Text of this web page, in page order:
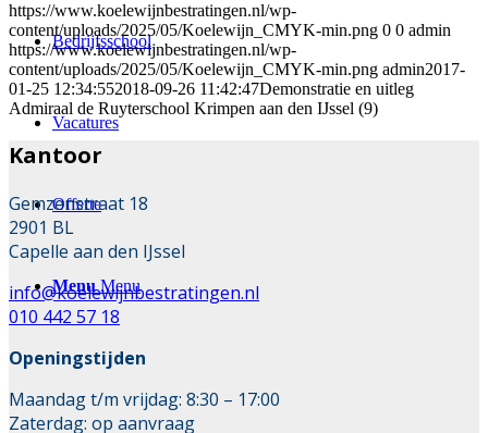
Bedrijfsschool
Vacatures
Offerte
Menu Menu
https://www.koelewijnbestratingen.nl/wp-
content/uploads/2025/05/Koelewijn_CMYK-min.png 0 0 admin
https://www.koelewijnbestratingen.nl/wp-
content/uploads/2025/05/Koelewijn_CMYK-min.png admin2017-
01-25 12:34:552018-09-26 11:42:47Demonstratie en uitleg
Admiraal de Ruyterschool Krimpen aan den IJssel (9)
Kantoor
Gemzenstraat 18
2901 BL
Capelle aan den IJssel
info@koelewijnbestratingen.nl
010 442 57 18
Openingstijden
Maandag t/m vrijdag: 8:30 – 17:00
Zaterdag: op aanvraag